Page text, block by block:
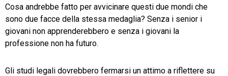
Cosa andrebbe fatto per avvicinare questi due mondi che
sono due facce della stessa medaglia? Senza i senior i
giovani non apprenderebbero e senza i giovani la
professione non ha futuro.
Gli studi legali dovrebbero fermarsi un attimo a riflettere su